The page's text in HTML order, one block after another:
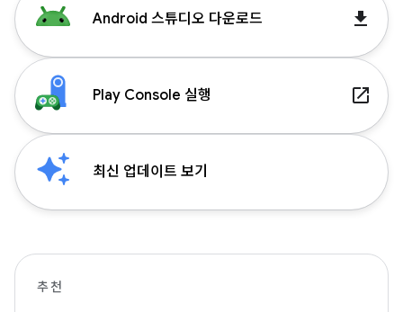
Android 스튜디오 다운로드 get_app
Play Console 실행 launch
최신 업데이트 보기
추천